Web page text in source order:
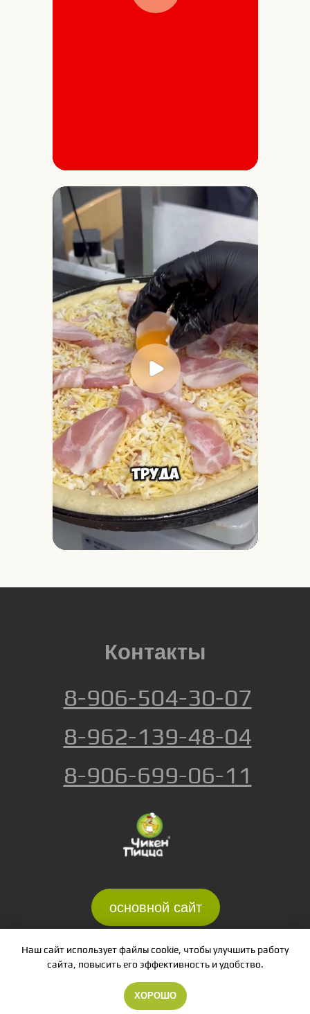
Наш сайт использует файлы cookie, чтобы улучшить работу
сайта, повысить его эффективность и удобство.
ХОРОШО